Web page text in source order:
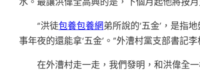
“洪徒包養包養網弟所說的‘五金’，是指
事年夜的還能拿‘五金’。”外漕村黨支部書記
在外漕村走一走，我們發明，和洪偉全